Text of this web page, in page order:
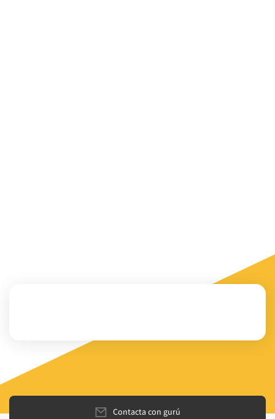
Contacta con gurú